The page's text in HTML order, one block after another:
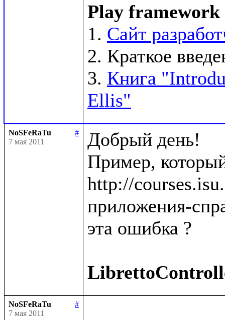
Play framework
1. Сайт
2. Краткое
3. Книга
Ellis"
NoSFeRaTu
#
7 мая 2011
Добрый день!
Пример,
http://
приложения-
эта ошибка ?
NoSFeRaTu
#
7 мая 2011